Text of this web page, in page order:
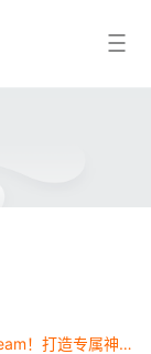
像素游戏《锻冶屋与地下城》登Steam！打造专属神器 - 爱游戏APP体育官网